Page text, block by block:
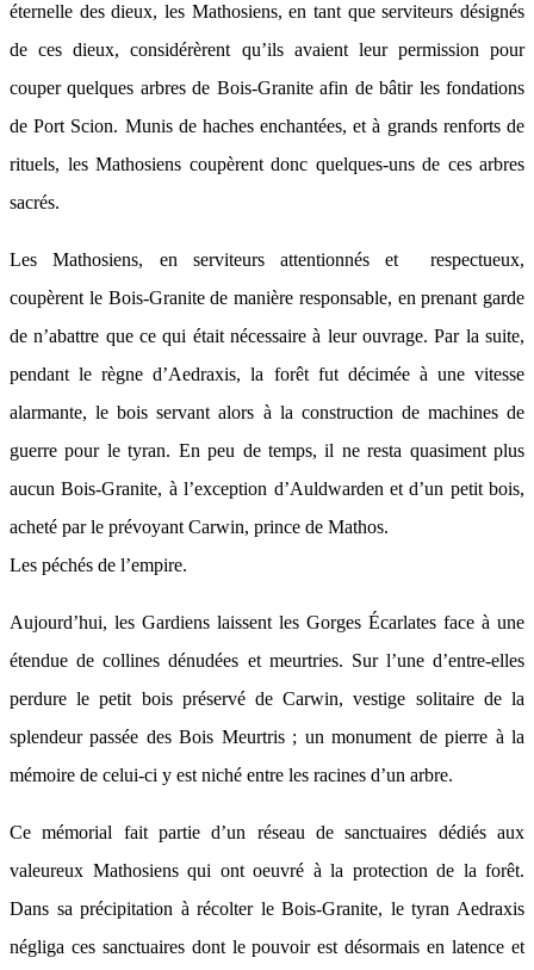
éternelle des dieux, les Mathosiens, en tant que serviteurs désignés
de ces dieux, considérèrent qu’ils avaient leur permission pour
couper quelques arbres de Bois-Granite afin de bâtir les fondations
de Port Scion. Munis de haches enchantées, et à grands renforts de
rituels, les Mathosiens coupèrent donc quelques-uns de ces arbres
sacrés.
Les Mathosiens, en serviteurs attentionnés et respectueux,
coupèrent le Bois-Granite de manière responsable, en prenant garde
de n’abattre que ce qui était nécessaire à leur ouvrage. Par la suite,
pendant le règne d’Aedraxis, la forêt fut décimée à une vitesse
alarmante, le bois servant alors à la construction de machines de
guerre pour le tyran. En peu de temps, il ne resta quasiment plus
aucun Bois-Granite, à l’exception d’Auldwarden et d’un petit bois,
acheté par le prévoyant Carwin, prince de Mathos.
Les péchés de l’empire.
Aujourd’hui, les Gardiens laissent les Gorges Écarlates face à une
étendue de collines dénudées et meurtries. Sur l’une d’entre-elles
perdure le petit bois préservé de Carwin, vestige solitaire de la
splendeur passée des Bois Meurtris ; un monument de pierre à la
mémoire de celui-ci y est niché entre les racines d’un arbre.
Ce mémorial fait partie d’un réseau de sanctuaires dédiés aux
valeureux Mathosiens qui ont oeuvré à la protection de la forêt.
Dans sa précipitation à récolter le Bois-Granite, le tyran Aedraxis
négliga ces sanctuaires dont le pouvoir est désormais en latence et